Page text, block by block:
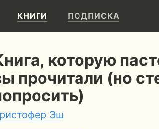
КНИГИ ПОДПИСКА
которую
прочитали (но
Эш